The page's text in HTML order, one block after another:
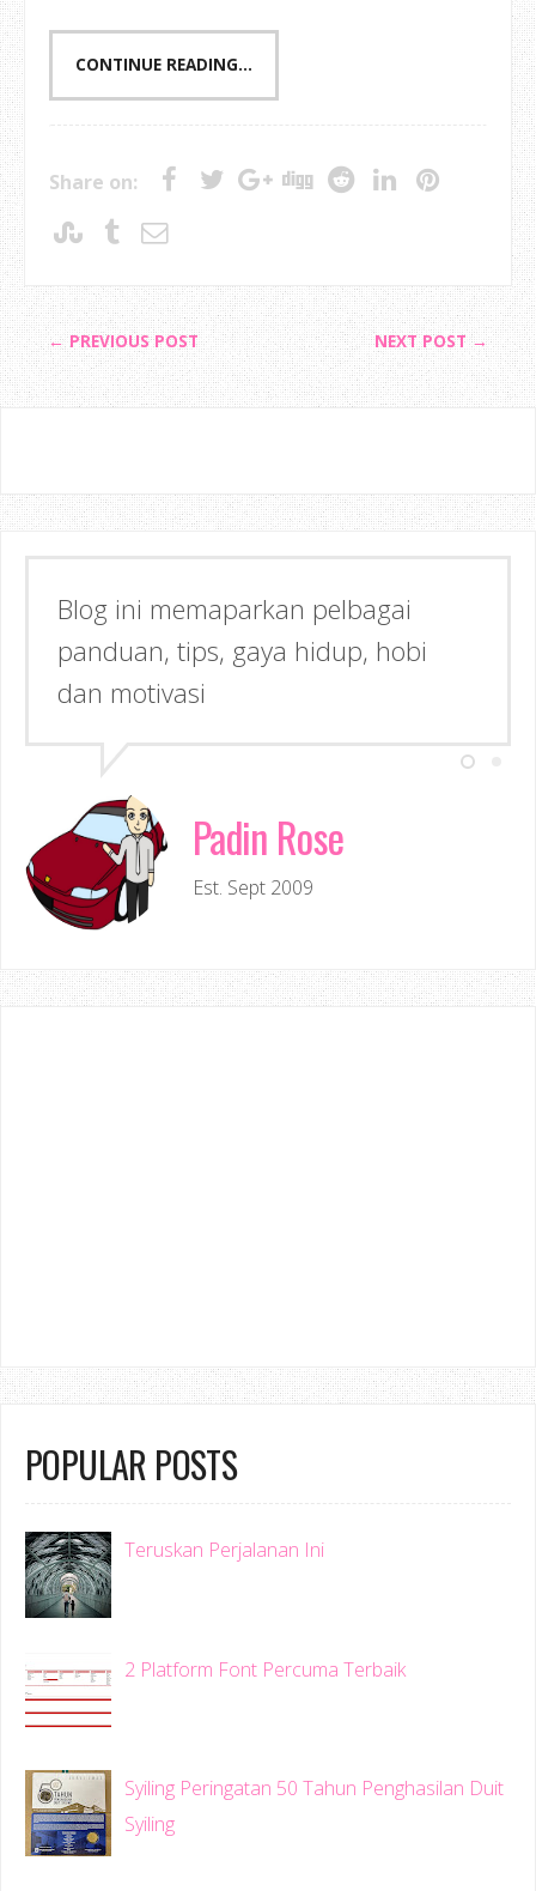
CONTINUE READING...
Share on:
← PREVIOUS POST NEXT POST →
Blog ini memaparkan pelbagai
panduan, tips, gaya hidup, hobi
dan motivasi
Padin Rose
Est. Sept 2009
POPULAR POSTS
Teruskan Perjalanan Ini
2 Platform Font Percuma Terbaik
Syiling Peringatan 50 Tahun Penghasilan Duit
Syiling